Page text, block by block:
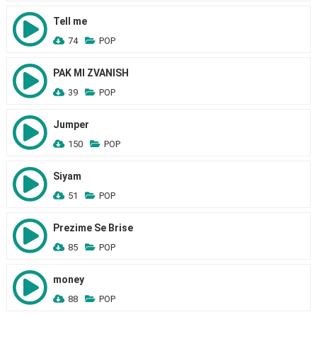
Tell me
74 POP
PAK MI ZVANISH
39 POP
Jumper
150 POP
Siyam
51 POP
Prezime Se Brise
85 POP
money
88 POP